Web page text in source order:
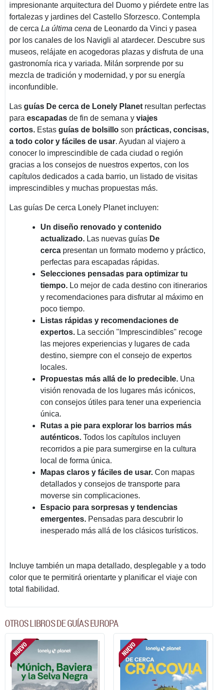
impresionante arquitectura del Duomo y piérdete entre las
fortalezas y jardines del Castello Sforzesco. Contempla
de cerca La última cena de Leonardo da Vinci y pasea
por los canales de los Navigli al atardecer. Descubre sus
museos, relájate en acogedoras plazas y disfruta de una
gastronomía rica y variada. Milán sorprende por su
mezcla de tradición y modernidad, y por su energía
inconfundible.
Las guías De cerca de Lonely Planet resultan perfectas
para escapadas de fin de semana y viajes
cortos. Estas guías de bolsillo son prácticas, concisas,
a todo color y fáciles de usar. Ayudan al viajero a
conocer lo imprescindible de cada ciudad o región
gracias a los consejos de nuestros expertos, con los
capítulos dedicados a cada barrio, un listado de visitas
imprescindibles y muchas propuestas más.
Las guías De cerca Lonely Planet incluyen:
Un diseño renovado y contenido
actualizado. Las nuevas guías De
cerca presentan un formato moderno y práctico,
perfectas para escapadas rápidas.
Selecciones pensadas para optimizar tu
tiempo. Lo mejor de cada destino con itinerarios
y recomendaciones para disfrutar al máximo en
poco tiempo.
Listas rápidas y recomendaciones de
expertos. La sección "Imprescindibles" recoge
las mejores experiencias y lugares de cada
destino, siempre con el consejo de expertos
locales.
Propuestas más allá de lo predecible. Una
visión renovada de los lugares más icónicos,
con consejos útiles para tener una experiencia
única.
Rutas a pie para explorar los barrios más
auténticos. Todos los capítulos incluyen
recorridos a pie para sumergirse en la cultura
local de forma única.
Mapas claros y fáciles de usar. Con mapas
detallados y consejos de transporte para
moverse sin complicaciones.
Espacio para sorpresas y tendencias
emergentes. Pensadas para descubrir lo
inesperado más allá de los clásicos turísticos.
Incluye también un mapa detallado, desplegable y a todo
color que te permitirá orientarte y planificar el viaje con
total fiabilidad.
OTROS LIBROS DE GUÍAS EUROPA